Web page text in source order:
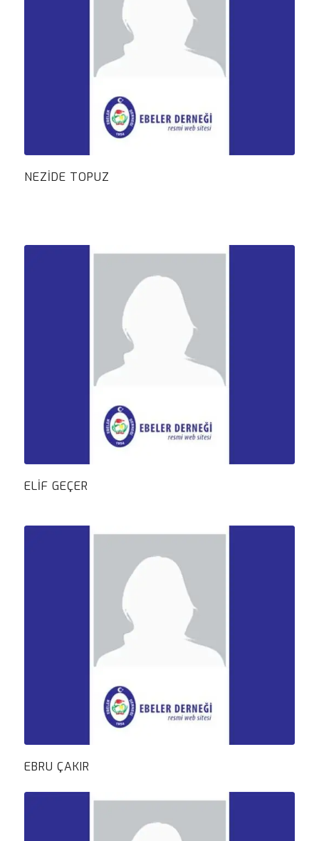
NEZIDE TOPUZ
ELIF GEÇER
EBRU ÇAKIR